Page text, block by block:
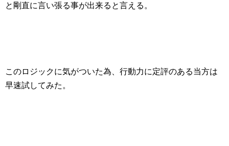
と剛直に言い張る事が出来ると言える。
このロジックに気がついた為、行動力に定評のある当方は
早速試してみた。